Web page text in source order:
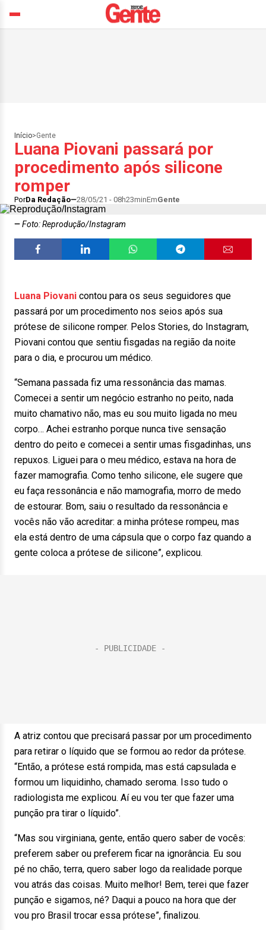
Início>Gente
Luana Piovani passará por
procedimento após silicone
romper
PorDa Redação 28/05/21 - 08h23minEmGente
Foto: Reprodução/Instagram
Luana Piovani contou para os seus seguidores que
passará por um procedimento nos seios após sua
prótese de silicone romper. Pelos Stories, do Instagram,
Piovani contou que sentiu fisgadas na região da noite
para o dia, e procurou um médico.
“Semana passada fiz uma ressonância das mamas.
Comecei a sentir um negócio estranho no peito, nada
muito chamativo não, mas eu sou muito ligada no meu
corpo… Achei estranho porque nunca tive sensação
dentro do peito e comecei a sentir umas fisgadinhas, uns
repuxos. Liguei para o meu médico, estava na hora de
fazer mamografia. Como tenho silicone, ele sugere que
eu faça ressonância e não mamografia, morro de medo
de estourar. Bom, saiu o resultado da ressonância e
vocês não vão acreditar: a minha prótese rompeu, mas
ela está dentro de uma cápsula que o corpo faz quando a
gente coloca a prótese de silicone”, explicou.
A atriz contou que precisará passar por um procedimento
para retirar o líquido que se formou ao redor da prótese.
“Então, a prótese está rompida, mas está capsulada e
formou um liquidinho, chamado seroma. Isso tudo o
radiologista me explicou. Aí eu vou ter que fazer uma
punção pra tirar o líquido”.
“Mas sou virginiana, gente, então quero saber de vocês:
preferem saber ou preferem ficar na ignorância. Eu sou
pé no chão, terra, quero saber logo da realidade porque
vou atrás das coisas. Muito melhor! Bem, terei que fazer
punção e sigamos, né? Daqui a pouco na hora que der
vou pro Brasil trocar essa prótese”, finalizou.